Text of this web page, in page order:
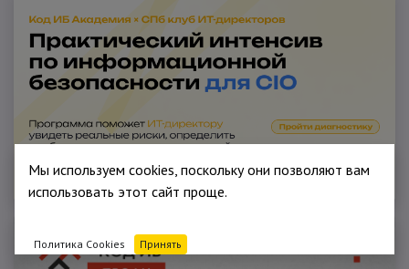
Мы используем cookies, поскольку они позволяют вам
использовать этот сайт проще.
Политика Cookies Принять